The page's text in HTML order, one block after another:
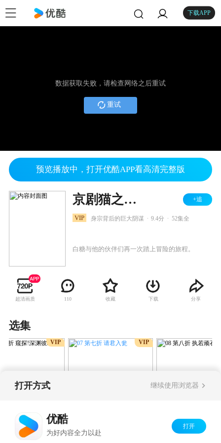
下载APP
数据获取失败，请检查网络之后重试
重试
预览播放中，打开优酷APP看高清完整版
京剧猫之乘风破浪 +追
VIP 身宗背后的巨大阴谋 9.4分 52集全
白糖与他的伙伴们再一次踏上冒险的旅程。
超清画质 110 收藏 下载 分享
选集
VIP VIP
京ICP备06050721号-1
打开方式 继续使用浏览器
优酷
为好内容全力以赴
打开